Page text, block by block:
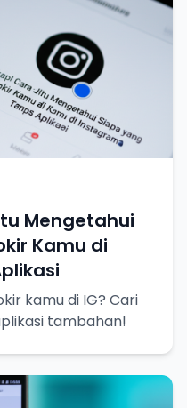
Mengetahui
Kamu di
kamu di IG? Cari
tambahan!